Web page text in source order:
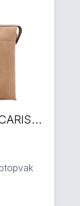
Castelijn & Beerens CARISMA laptoptas beige